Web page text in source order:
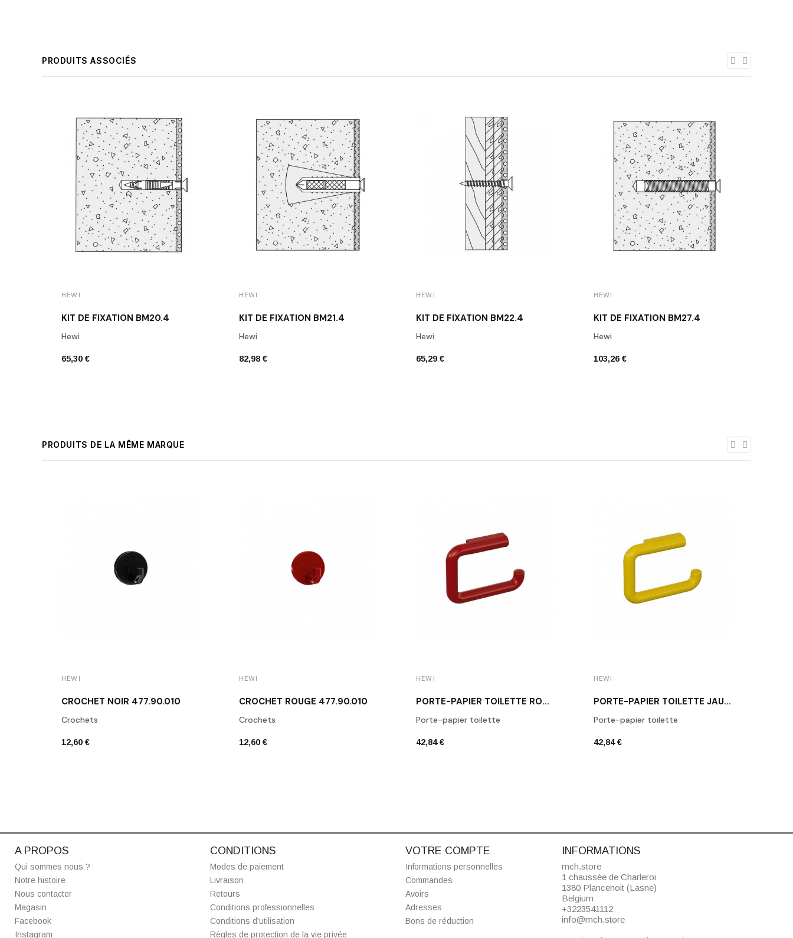
PRODUITS ASSOCIÉS
HEWI
KIT DE FIXATION BM20.4
Hewi
65,30 €
HEWI
KIT DE FIXATION BM21.4
Hewi
82,98 €
HEWI
KIT DE FIXATION BM22.4
Hewi
65,29 €
HEWI
KIT DE FIXATION BM27.4
Hewi
103,26 €
PRODUITS DE LA MÊME MARQUE
HEWI
CROCHET NOIR 477.90.010
Crochets
12,60 €
HEWI
CROCHET ROUGE 477.90.010
Crochets
12,60 €
HEWI
PORTE-PAPIER TOILETTE ROUGE 477.21.100
Porte-papier toilette
42,84 €
HEWI
PORTE-PAPIER TOILETTE JAUNE 477.21.100
Porte-papier toilette
42,84 €
A PROPOS
Qui sommes nous ?
Notre histoire
Nous contacter
Magasin
Facebook
Instagram
CONDITIONS
Modes de paiement
Livraison
Retours
Conditions professionnelles
Conditions d'utilisation
Règles de protection de la vie privée
VOTRE COMPTE
Informations personnelles
Commandes
Avoirs
Adresses
Bons de réduction
INFORMATIONS
mch.store
1 chaussée de Charleroi
1380 Plancenoit (Lasne)
Belgium
+3223541112
info@mch.store